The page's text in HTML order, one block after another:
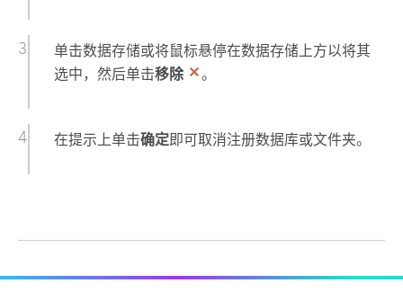
单击数据存储或将鼠标悬停在数据存储上方以将其
选中，然后单击移除 。
在提示上单击确定即可取消注册数据库或文件夹。